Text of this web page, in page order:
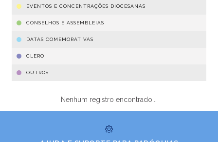
EVENTOS E CONCENTRAÇÕES DIOCESANAS
CONSELHOS E ASSEMBLEIAS
DATAS COMEMORATIVAS
CLERO
OUTROS
Nenhum registro encontrado...